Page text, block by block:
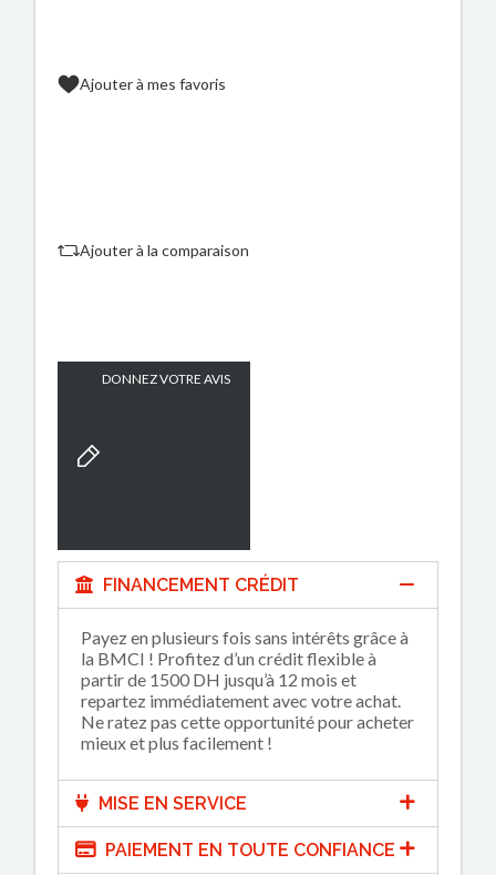
Ajouter à mes favoris
Ajouter à la comparaison
DONNEZ VOTRE AVIS
FINANCEMENT CRÉDIT
Payez en plusieurs fois sans intérêts grâce à
la BMCI ! Profitez d’un crédit flexible à
partir de 1500 DH jusqu’à 12 mois et
repartez immédiatement avec votre achat.
Ne ratez pas cette opportunité pour acheter
mieux et plus facilement !
MISE EN SERVICE
PAIEMENT EN TOUTE CONFIANCE